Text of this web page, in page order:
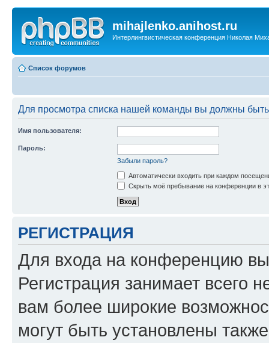
mihajlenko.anihost.ru
Интерлингвистическая конференция Николая
Список форумов
Для просмотра списка нашей команды вы должны
Имя пользователя:
Пароль:
Забыли пароль?
Автоматически входить при каждом
Скрыть моё пребывание на конференции в
РЕГИСТРАЦИЯ
Для входа на конференцию
Регистрация занимает всего
вам более широкие
могут быть установлены